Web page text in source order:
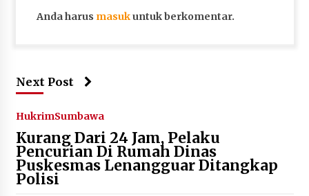
Anda harus masukuntuk berkomentar.
Next Post
HukrimSumbawa
Kurang Dari 24 Jam, Pelaku
Pencurian Di Rumah Dinas
Puskesmas Lenangguar Ditangkap
Polisi